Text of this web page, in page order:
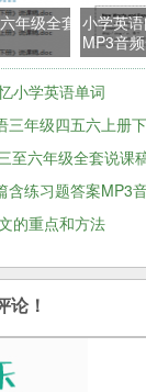
年级全套 小学英
MP3音
小学英语单词
三年级四五六上册
至六年级全套说课
含练习题答案MP3
的重点和方法
论！